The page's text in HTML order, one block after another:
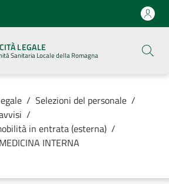
LEGALE
Sanitaria Locale della Romagna
/ Selezioni del personale /
/
in entrata (esterna) /
INTERNA